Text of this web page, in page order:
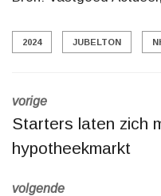
2024 JUBELTON
vorige
Starters laten zich
hypotheekmarkt
volgende